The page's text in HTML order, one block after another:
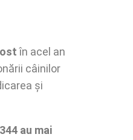
în acel an
câinilor
și
au mai